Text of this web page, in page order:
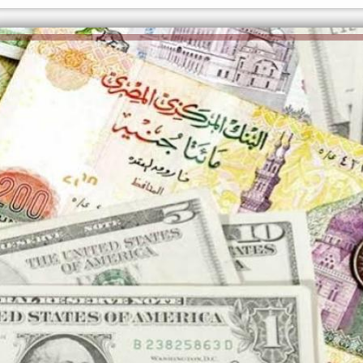
إلهام شرشر تكتب: دي مبقتش كورة..
دي سياسة
الكاتبة إلهام شرشر تهنئ الرئيس
السيسي بعيد ميلاده وتُشيد بجهوده
في بناء الدولة